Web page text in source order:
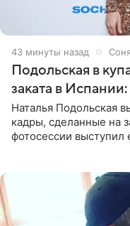
43 минуты назад
Подольская в
заката в
Наталья Подольская
кадры, сделанные на
фотосессии